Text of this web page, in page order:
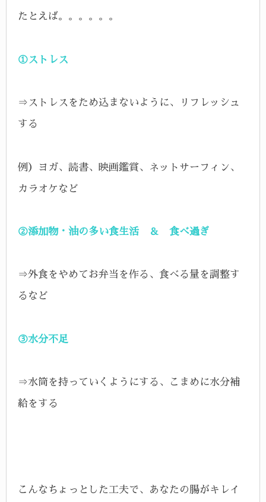
たとえば。。。。。。
①ストレス
⇒ストレスをため込まないように、リフレッシュ
する
例）ヨガ、読書、映画鑑賞、ネットサーフィン、
カラオケなど
②添加物・油の多い食生活 ＆ 食べ過ぎ
⇒外食をやめてお弁当を作る、食べる量を調整す
るなど
③水分不足
⇒水筒を持っていくようにする、こまめに水分補
給をする
こんなちょっとした工夫で、あなたの腸がキレイ